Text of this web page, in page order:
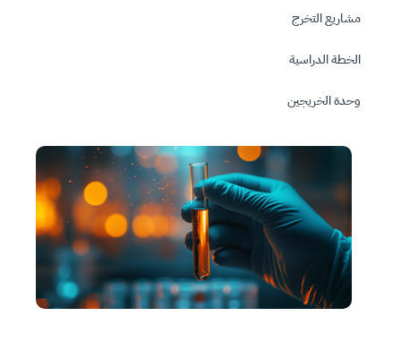
مشاريع التخرج
الخطة الدراسية
وحدة الخريجين
الصورة